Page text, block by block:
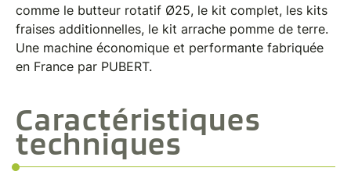
comme le butteur rotatif Ø25, le kit complet, les kits
fraises additionnelles, le kit arrache pomme de terre.
Une machine économique et performante fabriquée
en France par PUBERT.
Caractéristiques
techniques